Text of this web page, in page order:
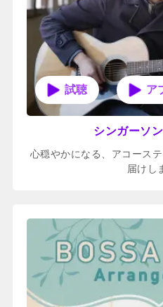
ア
シンガーソ
心穏やかになる、アコース
届けし